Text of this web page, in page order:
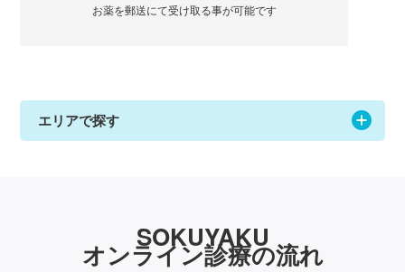
お薬を郵送にて受け取る事が可能です
エリアで探す
SOKUYAKU
オンライン診療の流れ